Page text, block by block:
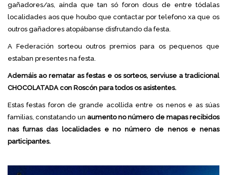
gañadores/as, aínda que tan só foron dous de entre tódalas
localidades aos que houbo que contactar por telefono xa que os
outros gañadores atopábanse disfrutando da festa.
A Federación sorteou outros premios para os pequenos que
estaban presentes na festa.
Ademáis ao rematar as festas e os sorteos, serviuse a tradicional
CHOCOLATADA con Roscón para todos os asistentes.
Estas festas foron de grande acollida entre os nenos e as súas
familias, constatando un aumento no número de mapas recibidos
nas furnas das localidades e no número de nenos e nenas
participantes.